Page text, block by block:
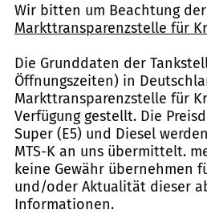
Wir bitten um Beachtung
Markttransparenzstelle für
Die Grunddaten der
Öffnungszeiten) in
Markttransparenzstelle für
Verfügung gestellt. Die
Super (E5) und Diesel
MTS-K an uns übermittelt.
keine Gewähr übernehmen
und/oder Aktualität dieser
Informationen.